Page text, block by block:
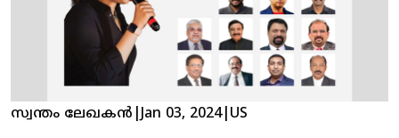
സ്വന്തം ലേഖകൻ |Jan 03, 2024| US